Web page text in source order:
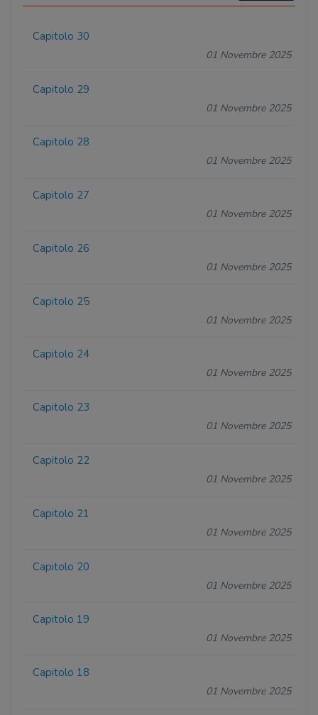
Capitolo 30
01 Novembre 2025
Capitolo 29
01 Novembre 2025
Capitolo 28
01 Novembre 2025
Capitolo 27
01 Novembre 2025
Capitolo 26
01 Novembre 2025
Capitolo 25
01 Novembre 2025
Capitolo 24
01 Novembre 2025
Capitolo 23
01 Novembre 2025
Capitolo 22
01 Novembre 2025
Capitolo 21
01 Novembre 2025
Capitolo 20
01 Novembre 2025
Capitolo 19
01 Novembre 2025
Capitolo 18
01 Novembre 2025